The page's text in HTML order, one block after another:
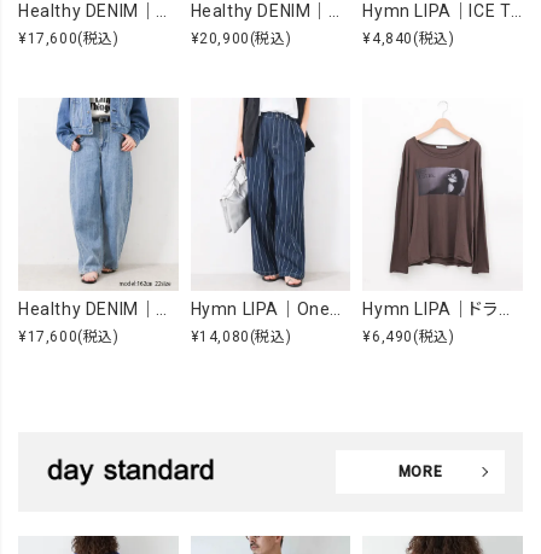
Healthy DENIM｜Apricot [[H68205003 Apricot]][F]
¥17,600(税込)
Healthy DENIM｜Almond [[H68967803 Almond]][F]
¥20,900 (税込)
Hymn LIPA｜ICE TOUCH 刺繍ロゴT [[WTS7203]][F]
¥4,840 (税込)
¥17,600(税込) ¥14,080 (税込) ¥6,490 (税込)
MORE